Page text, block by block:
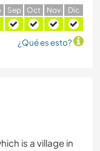
Sep Oct Nov Dic
¿Qué es esto?
is a village in